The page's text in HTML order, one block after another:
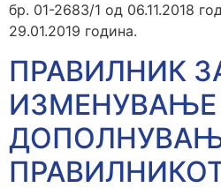
бр. 01-2683/1 од 06.11.2018
29.01.2019 година.
ПРАВИЛНИК
ИЗМЕНУВАЊЕ